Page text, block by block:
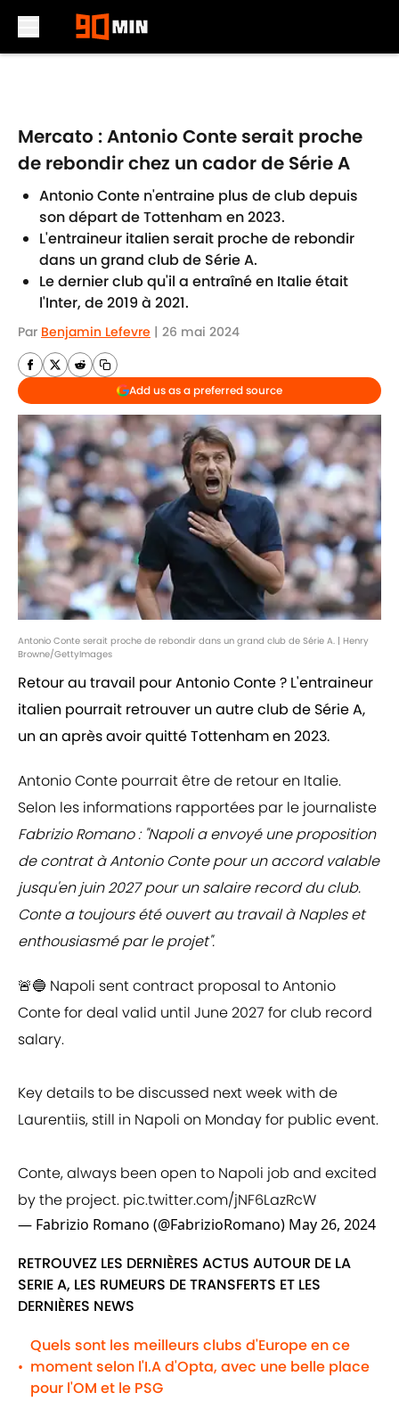
Mercato : Antonio Conte serait proche
de rebondir chez un cador de Série A
Antonio Conte n'entraine plus de club depuis
son départ de Tottenham en 2023.
L'entraineur italien serait proche de rebondir
dans un grand club de Série A.
Le dernier club qu'il a entraîné en Italie était
l'Inter, de 2019 à 2021.
Par Benjamin Lefevre | 26 mai 2024
Add us as a preferred source
Antonio Conte serait proche de rebondir dans un grand club de Série A. | Henry
Browne/GettyImages
Retour au travail pour Antonio Conte ? L'entraineur
italien pourrait retrouver un autre club de Série A,
un an après avoir quitté Tottenham en 2023.
Antonio Conte pourrait être de retour en Italie.
Selon les informations rapportées par le journaliste
Fabrizio Romano : "Napoli a envoyé une proposition
de contrat à Antonio Conte pour un accord valable
jusqu'en juin 2027 pour un salaire record du club.
Conte a toujours été ouvert au travail à Naples et
enthousiasmé par le projet".
🚨🔵 Napoli sent contract proposal to Antonio
Conte for deal valid until June 2027 for club record
salary.
Key details to be discussed next week with de
Laurentiis, still in Napoli on Monday for public event.
Conte, always been open to Napoli job and excited
by the project. pic.twitter.com/jNF6LazRcW
— Fabrizio Romano (@FabrizioRomano) May 26, 2024
RETROUVEZ LES DERNIÈRES ACTUS AUTOUR DE LA
SERIE A, LES RUMEURS DE TRANSFERTS ET LES
DERNIÈRES NEWS
•
Quels sont les meilleurs clubs d'Europe en ce
moment selon l'I.A d'Opta, avec une belle place
pour l'OM et le PSG